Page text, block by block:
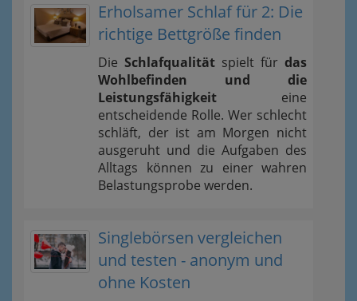
Erholsamer Schlaf für 2: Die
richtige Bettgröße finden
Die Schlafqualität spielt für das
Wohlbefinden und die
Leistungsfähigkeit eine
entscheidende Rolle. Wer schlecht
schläft, der ist am Morgen nicht
ausgeruht und die Aufgaben des
Alltags können zu einer wahren
Belastungsprobe werden.
Singlebörsen vergleichen
und testen - anonym und
ohne Kosten